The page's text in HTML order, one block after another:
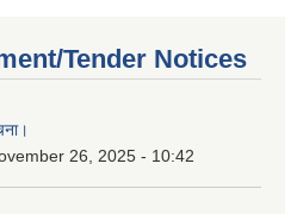
Tender Notices
26, 2025 - 10:42